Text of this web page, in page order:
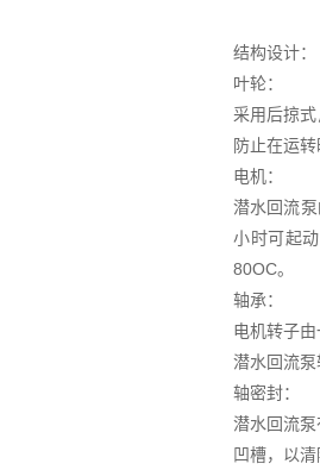
结构设计：
叶轮：
采用后掠
防止在运
电机：
潜水回流
小时可起
80OC。
轴承：
电机转子
潜水回流
轴密封：
潜水回流
凹槽，以